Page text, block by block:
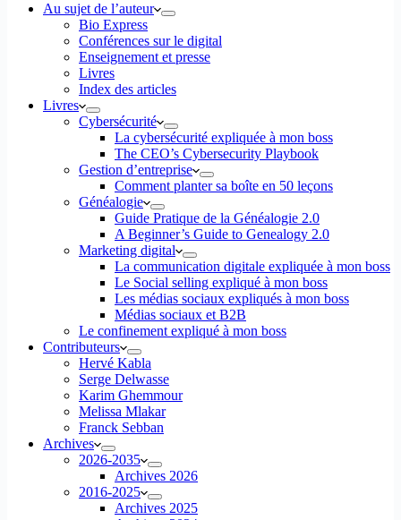
Au sujet de l’auteur
Bio Express
Conférences sur le digital
Enseignement et presse
Livres
Index des articles
Livres
Cybersécurité
La cybersécurité expliquée à mon boss
The CEO’s Cybersecurity Playbook
Gestion d’entreprise
Comment planter sa boîte en 50 leçons
Généalogie
Guide Pratique de la Généalogie 2.0
A Beginner’s Guide to Genealogy 2.0
Marketing digital
La communication digitale expliquée à mon boss
Le Social selling expliqué à mon boss
Les médias sociaux expliqués à mon boss
Médias sociaux et B2B
Le confinement expliqué à mon boss
Contributeurs
Hervé Kabla
Serge Delwasse
Karim Ghemmour
Melissa Mlakar
Franck Sebban
Archives
2026-2035
Archives 2026
2016-2025
Archives 2025